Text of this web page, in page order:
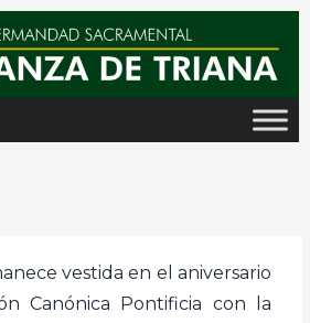
vestida en el aniversario
Canónica Pontificia con la